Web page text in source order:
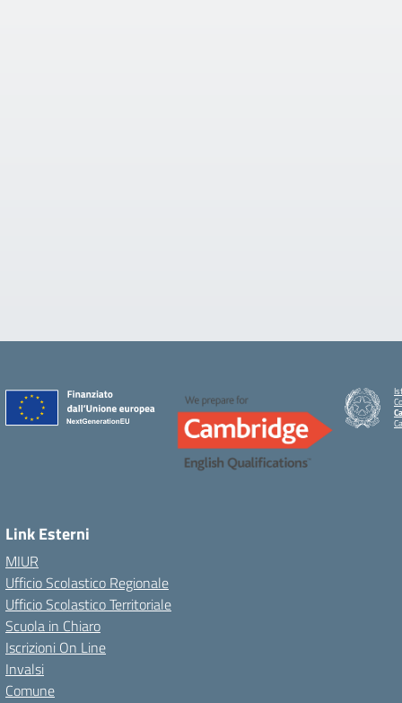
Link Esterni
MIUR
Ufficio Scolastico Regionale
Ufficio Scolastico Territoriale
Scuola in Chiaro
Iscrizioni On Line
Invalsi
Comune